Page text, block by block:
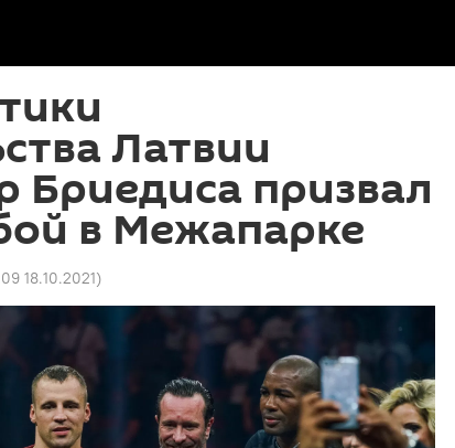
Латвии
Бриедиса призвал
в Межапарке
18.10.2021)